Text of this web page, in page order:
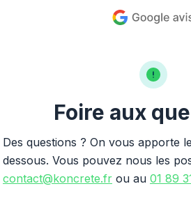
Foire aux
Des questions ? On vous apporte
dessous. Vous pouvez nous les
contact@koncrete.fr ou au 01 89